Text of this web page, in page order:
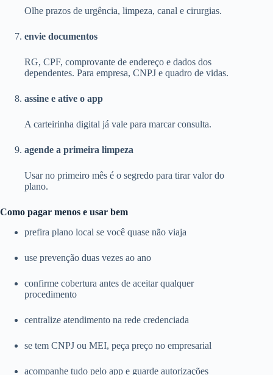
Olhe prazos de urgência, limpeza, canal e cirurgias.
envie documentos
RG, CPF, comprovante de endereço e dados dos
dependentes. Para empresa, CNPJ e quadro de vidas.
assine e ative o app
A carteirinha digital já vale para marcar consulta.
agende a primeira limpeza
Usar no primeiro mês é o segredo para tirar valor do
plano.
Como pagar menos e usar bem
prefira plano local se você quase não viaja
use prevenção duas vezes ao ano
confirme cobertura antes de aceitar qualquer
procedimento
centralize atendimento na rede credenciada
se tem CNPJ ou MEI, peça preço no empresarial
acompanhe tudo pelo app e guarde autorizações